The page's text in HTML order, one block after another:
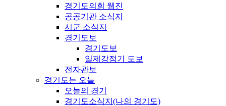
경기도의회 웹진
공공기관 소식지
시군 소식지
경기도보
경기도보
일제강점기 도보
전자관보
경기도는 오늘
오늘의 경기
경기도소식지(나의 경기도)